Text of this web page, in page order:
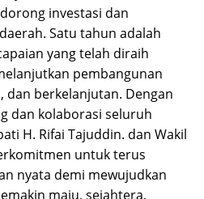
investasi dan
Satu tahun adalah
yang telah diraih
pembangunan
dan berkelanjutan. Dengan
dan kolaborasi seluruh
H. Rifai Tajuddin. dan Wakil
untuk terus
nyata demi mewujudkan
maju, sejahtera,